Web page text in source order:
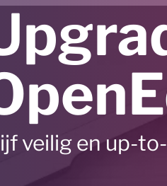
veilig en up-